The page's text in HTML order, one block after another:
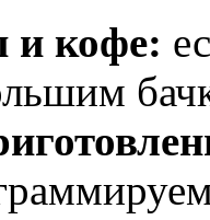
и кофе: